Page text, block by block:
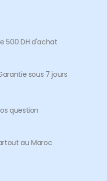
500 DH d'achat
sous 7 jours
question
au Maroc